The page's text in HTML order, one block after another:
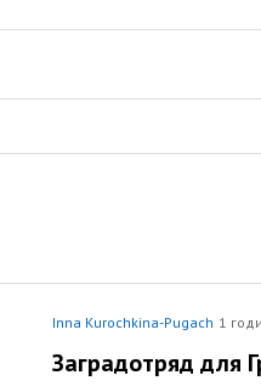
Inna Kurochkina-Pugach 1
Заградотряд для